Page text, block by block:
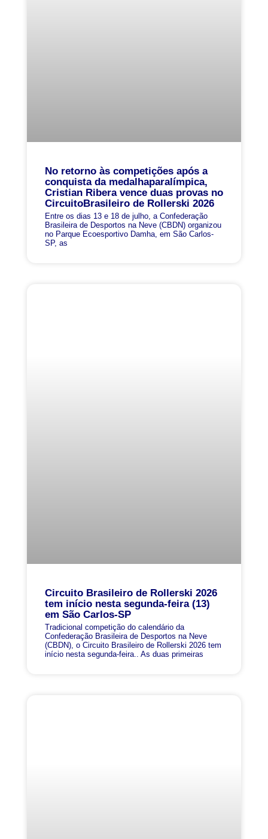
No retorno às competições após a
conquista da medalhaparalímpica,
Cristian Ribera vence duas provas no
CircuitoBrasileiro de Rollerski 2026
Entre os dias 13 e 18 de julho, a Confederação
Brasileira de Desportos na Neve (CBDN) organizou
no Parque Ecoesportivo Damha, em São Carlos-
SP, as
Circuito Brasileiro de Rollerski 2026
tem início nesta segunda-feira (13)
em São Carlos-SP
Tradicional competição do calendário da
Confederação Brasileira de Desportos na Neve
(CBDN), o Circuito Brasileiro de Rollerski 2026 tem
início nesta segunda-feira.. As duas primeiras